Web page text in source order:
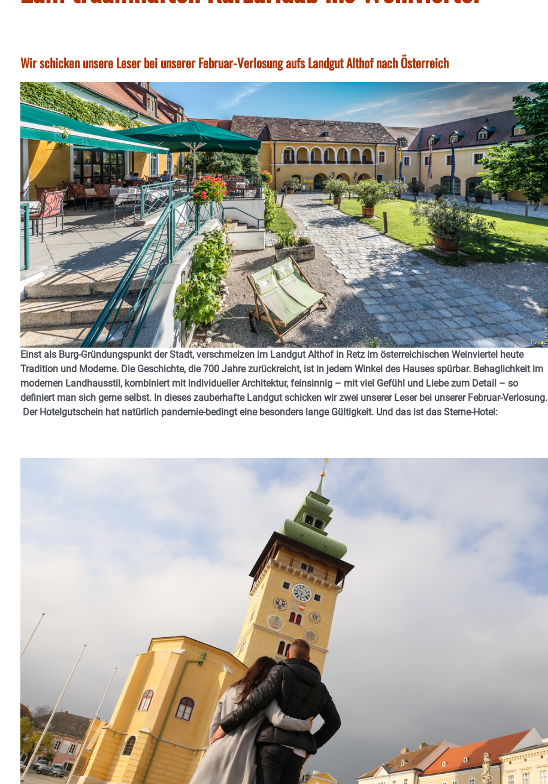
Wir schicken unsere Leser bei unserer Februar-Verlosung aufs Landgut Althof nach Österreich
Einst als Burg-Gründungspunkt der Stadt, verschmelzen im Landgut Althof in Retz im österreichischen Weinviertel heute
Tradition und Moderne. Die Geschichte, die 700 Jahre zurückreicht, ist in jedem Winkel des Hauses spürbar. Behaglichkeit im
modernen Landhausstil, kombiniert mit individueller Architektur, feinsinnig – mit viel Gefühl und Liebe zum Detail – so
definiert man sich gerne selbst. In dieses zauberhafte Landgut schicken wir zwei unserer Leser bei unserer Februar-Verlosung.
Der Hotelgutschein hat natürlich pandemie-bedingt eine besonders lange Gültigkeit. Und das ist das Sterne-Hotel: